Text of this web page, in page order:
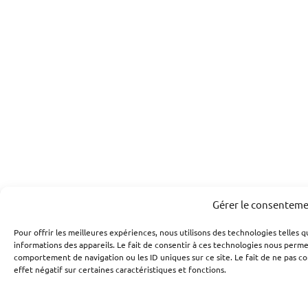
Gérer le
Pour offrir les meilleures expériences, nous utilisons des technologies telles
informations des appareils. Le fait de consentir à ces technologies nous
comportement de navigation ou les ID uniques sur ce site. Le fait de ne pas
effet négatif sur certaines caractéristiques et fonctions.